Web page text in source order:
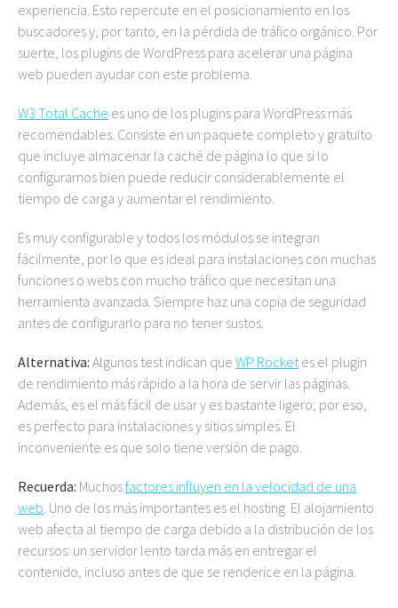
experiencia. Esto repercute en el posicionamiento en los
buscadores y, por tanto, en la pérdida de tráfico orgánico. Por
suerte, los plugins de WordPress para acelerar una página
web pueden ayudar con este problema.
W3 Total Cache es uno de los plugins para WordPress más
recomendables. Consiste en un paquete completo y gratuito
que incluye almacenar la caché de página lo que si lo
configuramos bien puede reducir considerablemente el
tiempo de carga y aumentar el rendimiento.
Es muy configurable y todos los módulos se integran
fácilmente, por lo que es ideal para instalaciones con muchas
funciones o webs con mucho tráfico que necesitan una
herramienta avanzada. Siempre haz una copia de seguridad
antes de configurarlo para no tener sustos.
Alternativa: Algunos test indican que WP Rocketes el plugin
de rendimiento más rápido a la hora de servir las páginas.
Además, es el más fácil de usar y es bastante ligero; por eso,
es perfecto para instalaciones y sitios simples. El
inconveniente es que solo tiene versión de pago.
Recuerda: Muchosfactores influyen en la velocidad de una
web. Uno de los más importantes es el hosting. El alojamiento
web afecta al tiempo de carga debido a la distribución de los
recursos: un servidor lento tarda más en entregar el
contenido, incluso antes de que se renderice en la página.